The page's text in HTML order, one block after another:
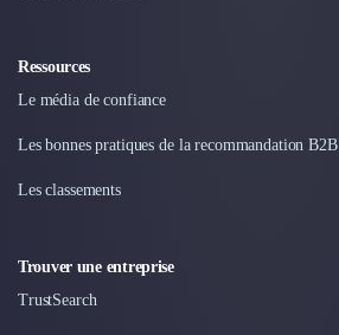
Stratégie Digitale
Développement Logiciel
Développement d'Application Mobile
Développement E-commerce
Logiciel E-Commerce
Intelligence Artificielle (IA)
Ressources
Le média de confiance
Les bonnes pratiques de la recommandation B2B
Les classements
Trouver une entreprise
TrustSearch